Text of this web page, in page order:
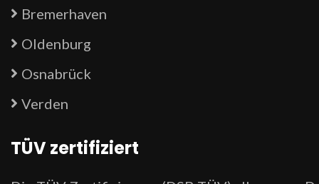
Bremerhaven
Oldenburg
Osnabrück
Verden
TÜV zertifiziert